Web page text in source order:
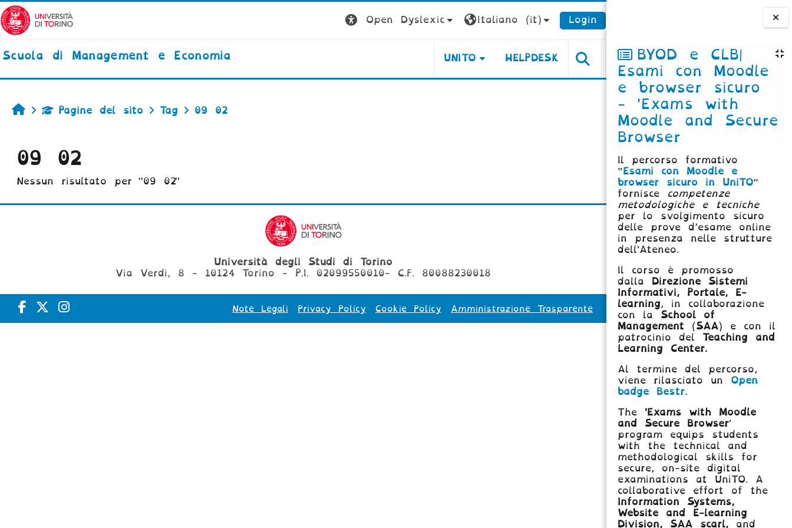
Vai al contenuto principale
Blocchi
BYOD e CLB|
Esami con Moodle
e browser sicuro
- 'Exams with
Moodle and Secure
Browser
Il percorso formativo
“Esami con Moodle e
browser sicuro in UniTO”
fornisce competenze
metodologiche e tecniche
per lo svolgimento sicuro
delle prove d’esame online
in presenza nelle strutture
dell'Ateneo.
Il corso è promosso
dalla
Direzione Sistemi
Informativi, Portale, E-
learning, in collaborazione
con la School of
Management (SAA) e con il
patrocinio del Teaching and
Learning Center.
Al termine del percorso,
viene rilasciato un Open
badge Bestr.
The 'Exams with Moodle
and Secure Browser'
program equips students
with the technical and
methodological skills for
secure, on-site digital
examinations at UniTO. A
collaborative effort of the
Information Systems,
Website and E-learning
Division,
SAA scarl, and
Open Dyslexic Italiano ‎(it)‎ Login
Scuola di Management e Economia UNITO HELPDESK
HomePagine del sito Tag 09 02
09 02
Nessun risultato per "09 02"
Università degli Studi di Torino
Via Verdi, 8 - 10124 Torino - P.I. 02099550010- C.F. 80088230018
Note Legali Privacy Policy Cookie Policy Amministrazione Trasparente